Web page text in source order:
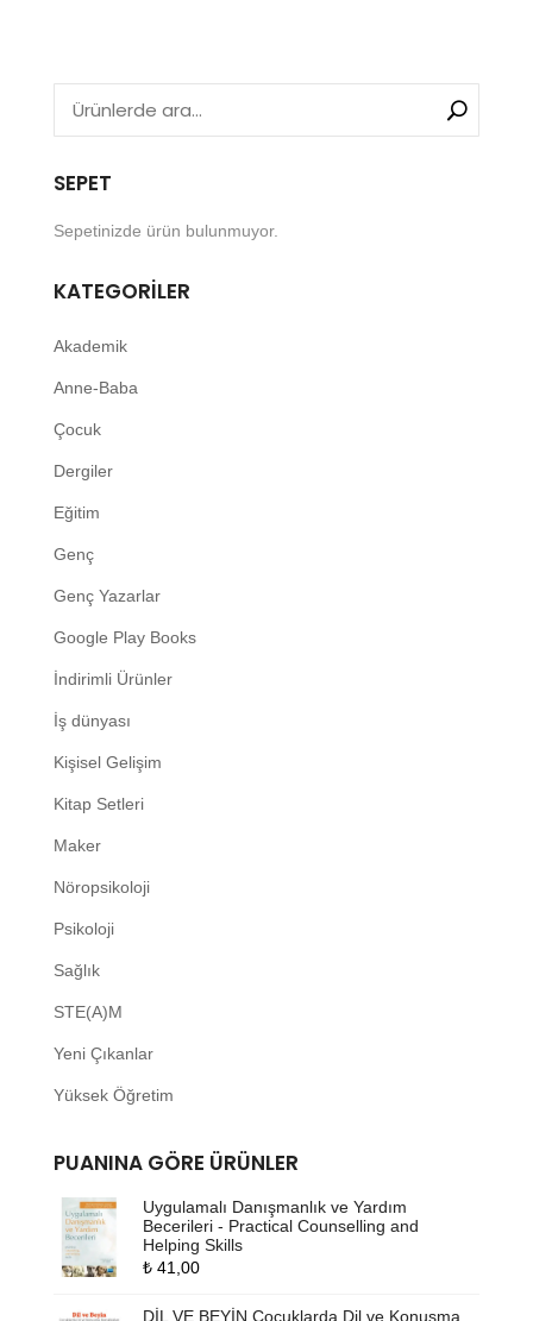
SEPET
Sepetinizde ürün bulunmuyor.
KATEGORILER
Akademik
Anne-Baba
Çocuk
Dergiler
Eğitim
Genç
Genç Yazarlar
Google Play Books
İndirimli Ürünler
İş dünyası
Kişisel Gelişim
Kitap Setleri
Maker
Nöropsikoloji
Psikoloji
Sağlık
STE(A)M
Yeni Çıkanlar
Yüksek Öğretim
PUANINA GÖRE ÜRÜNLER
Uygulamalı Danışmanlık ve Yardım
Becerileri - Practical Counselling and
Helping Skills
₺41,00
DİL VE BEYİN Çocuklarda Dil ve Konuşma